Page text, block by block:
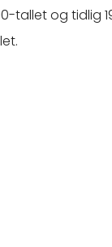
tallet og tidlig